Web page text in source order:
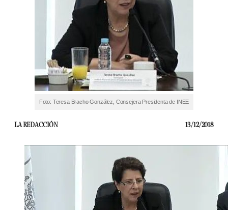
Foto: Teresa Bracho González, Consejera Presidenta de INEE
LA REDACCIÓN 13/12/2018